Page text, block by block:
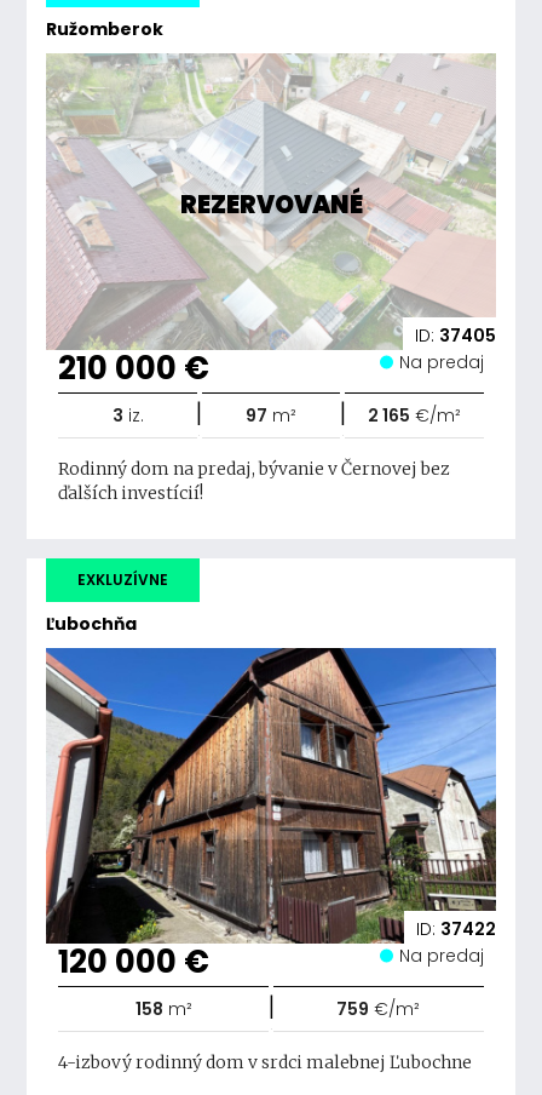
Ružomberok
REZERVOVANÉ
ID: 37405
210 000 € Na predaj
3 iz. | 97 m² | 2 165 €/m²
Rodinný dom na predaj, bývanie v Černovej bez
ďalších investícií!
Ľubochňa
EXKLUZÍVNE
ID: 37422
120 000 € Na predaj
158 m² | 759 €/m²
4-izbový rodinný dom v srdci malebnej Ľubochne